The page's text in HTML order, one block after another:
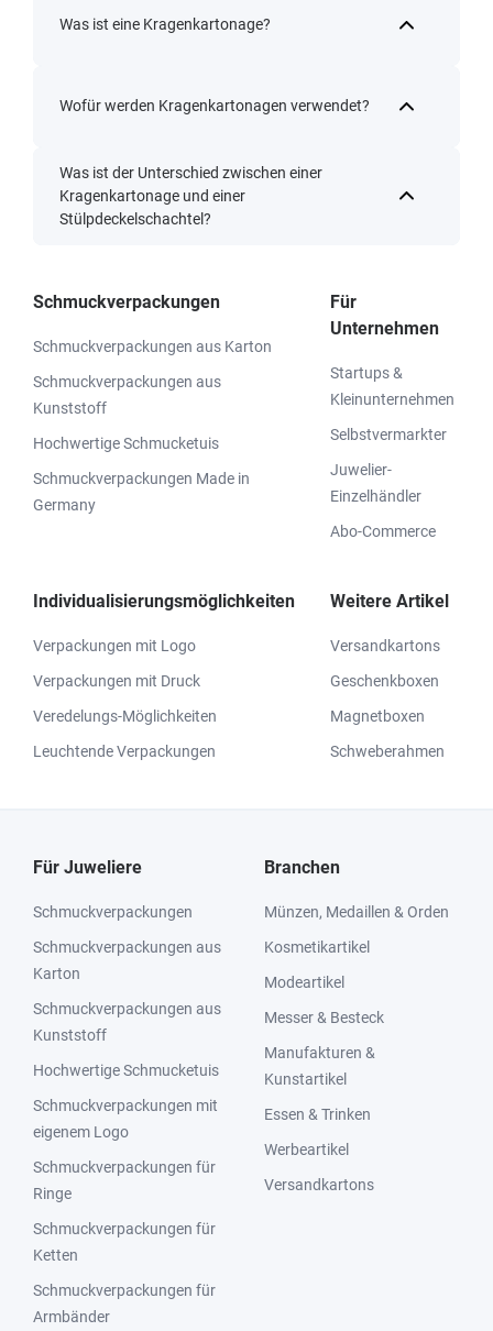
Was ist eine Kragenkartonage?
Wofür werden Kragenkartonagen verwendet?
Was ist der Unterschied zwischen einer
Kragenkartonage und einer
Stülpdeckelschachtel?
Schmuckverpackungen
Schmuckverpackungen aus Karton
Schmuckverpackungen aus
Kunststoff
Hochwertige Schmucketuis
Schmuckverpackungen Made in
Germany
Für
Unternehmen
Startups &
Kleinunternehmen
Selbstvermarkter
Juwelier-
Einzelhändler
Abo-Commerce
Individualisierungsmöglichkeiten
Verpackungen mit Logo
Verpackungen mit Druck
Veredelungs-Möglichkeiten
Leuchtende Verpackungen
Weitere Artikel
Versandkartons
Geschenkboxen
Magnetboxen
Schweberahmen
Für Juweliere
Schmuckverpackungen
Schmuckverpackungen aus
Karton
Schmuckverpackungen aus
Kunststoff
Hochwertige Schmucketuis
Schmuckverpackungen mit
eigenem Logo
Schmuckverpackungen für
Ringe
Schmuckverpackungen für
Ketten
Schmuckverpackungen für
Armbänder
Branchen
Münzen, Medaillen & Orden
Kosmetikartikel
Modeartikel
Messer & Besteck
Manufakturen &
Kunstartikel
Essen & Trinken
Werbeartikel
Versandkartons